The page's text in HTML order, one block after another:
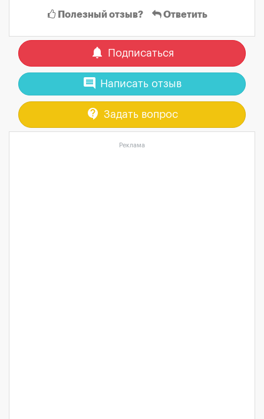
Полезный отзыв? Ответить
notifications Подписаться
comment Написать отзыв
contact_support Задать вопрос
Реклама